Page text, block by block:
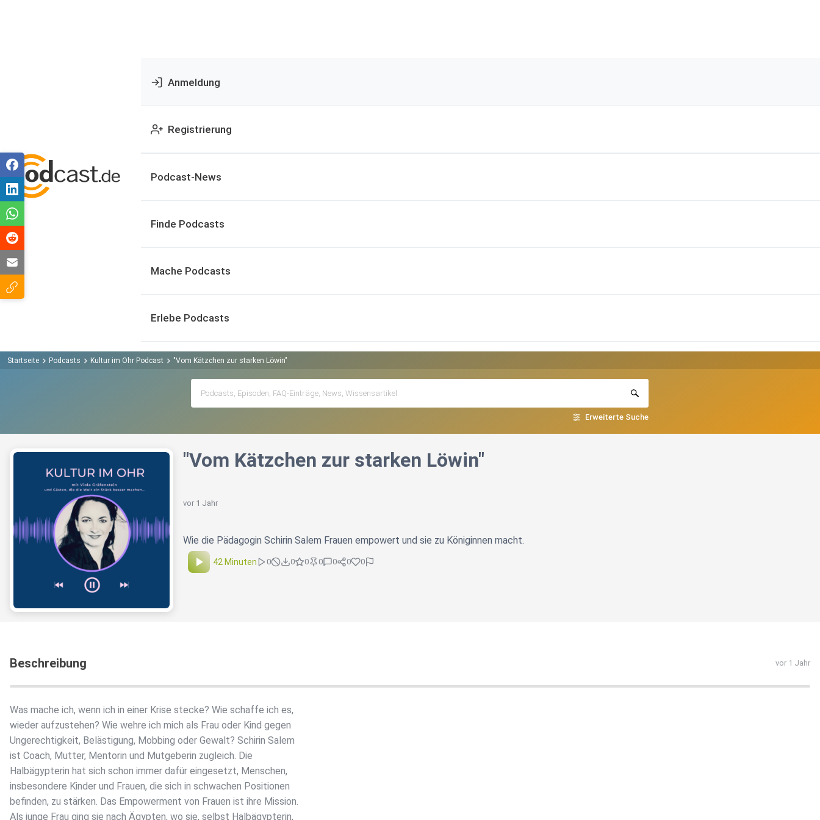
Anmeldung
Registrierung
Podcast-News
Finde Podcasts
Mache Podcasts
Erlebe Podcasts
Startseite Podcasts Kultur im Ohr Podcast "Vom Kätzchen zur starken Löwin"
Erweiterte Suche
"Vom Kätzchen zur starken Löwin"
vor 1 Jahr
Wie die Pädagogin Schirin Salem Frauen empowert und sie zu Königinnen macht.
42 Minuten 0 0 0 0 0 0 0
Beschreibung vor 1 Jahr
Was mache ich, wenn ich in einer Krise stecke? Wie schaffe ich es,
wieder aufzustehen? Wie wehre ich mich als Frau oder Kind gegen
Ungerechtigkeit, Belästigung, Mobbing oder Gewalt? Schirin Salem
ist Coach, Mutter, Mentorin und Mutgeberin zugleich. Die
Halbägypterin hat sich schon immer dafür eingesetzt, Menschen,
insbesondere Kinder und Frauen, die sich in schwachen Positionen
befinden, zu stärken. Das Empowerment von Frauen ist ihre Mission.
Als junge Frau ging sie nach Ägypten, wo sie, selbst Halbägypterin,